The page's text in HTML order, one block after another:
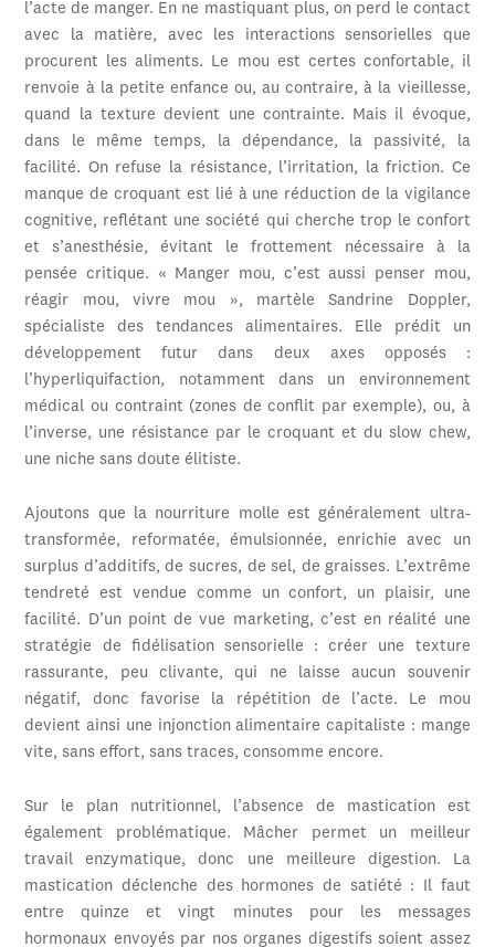
l’acte de manger. En ne mastiquant plus, on perd le contact
avec la matière, avec les interactions sensorielles que
procurent les aliments. Le mou est certes confortable, il
renvoie à la petite enfance ou, au contraire, à la vieillesse,
quand la texture devient une contrainte. Mais il évoque,
dans le même temps, la dépendance, la passivité, la
facilité. On refuse la résistance, l’irritation, la friction. Ce
manque de croquant est lié à une réduction de la vigilance
cognitive, reflétant une société qui cherche trop le confort
et s’anesthésie, évitant le frottement nécessaire à la
pensée critique. « Manger mou, c’est aussi penser mou,
réagir mou, vivre mou », martèle Sandrine Doppler,
spécialiste des tendances alimentaires. Elle prédit un
développement futur dans deux axes opposés :
l’hyperliquifaction, notamment dans un environnement
médical ou contraint (zones de conflit par exemple), ou, à
l’inverse, une résistance par le croquant et du slow chew,
une niche sans doute élitiste.
Ajoutons que la nourriture molle est généralement ultra-
transformée, reformatée, émulsionnée, enrichie avec un
surplus d’additifs, de sucres, de sel, de graisses. L’extrême
tendreté est vendue comme un confort, un plaisir, une
facilité. D’un point de vue marketing, c’est en réalité une
stratégie de fidélisation sensorielle : créer une texture
rassurante, peu clivante, qui ne laisse aucun souvenir
négatif, donc favorise la répétition de l’acte. Le mou
devient ainsi une injonction alimentaire capitaliste : mange
vite, sans effort, sans traces, consomme encore.
Sur le plan nutritionnel, l’absence de mastication est
également problématique. Mâcher permet un meilleur
travail enzymatique, donc une meilleure digestion. La
mastication déclenche des hormones de satiété : Il faut
entre quinze et vingt minutes pour les messages
hormonaux envoyés par nos organes digestifs soient assez